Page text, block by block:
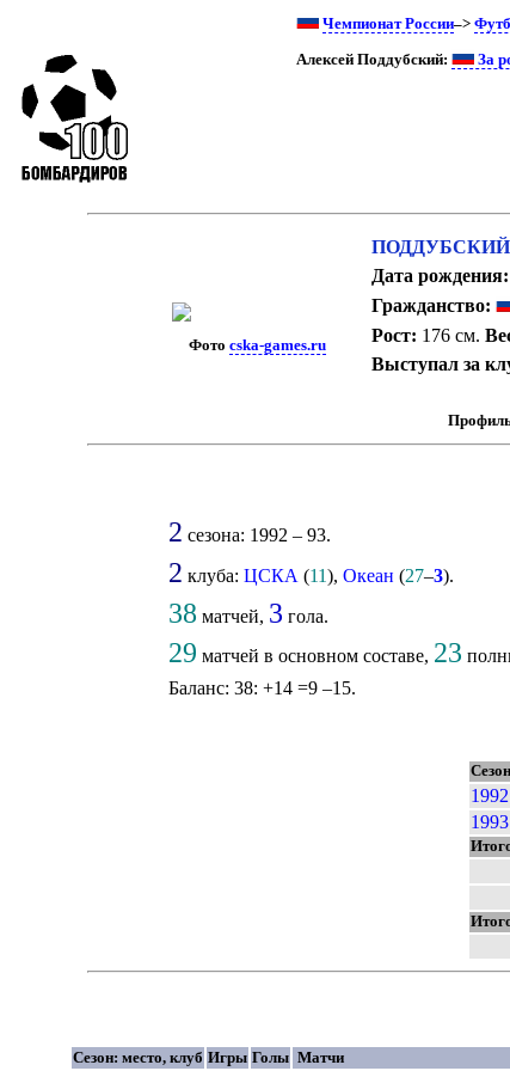
Чемпионат России–>
Алексей Поддубский: За
Фото cska-games.ru
ПОДДУБСКИЙ
Дата рождения:
Гражданство:
Рост: 176 см.
Выступал за
2 сезона: 1992 – 93.
2 клуба: ЦСКА (11), Океан (27–3).
38 матчей, 3 гола.
29 матчей в основном составе, 23
Баланс: 38: +14 =9 –15.
Сезон
1992
1993
Сезон: место, клуб Игры Голы Матчи